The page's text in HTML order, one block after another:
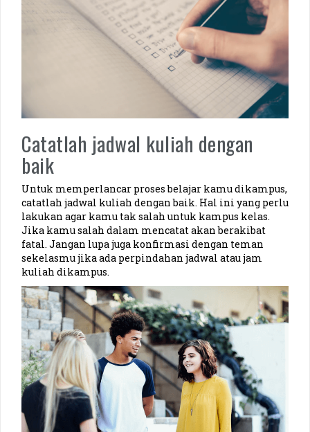
Catatlah jadwal kuliah dengan
baik
Untuk memperlancar proses belajar kamu dikampus,
catatlah jadwal kuliah dengan baik. Hal ini yang perlu
lakukan agar kamu tak salah untuk kampus kelas.
Jika kamu salah dalam mencatat akan berakibat
fatal. Jangan lupa juga konfirmasi dengan teman
sekelasmu jika ada perpindahan jadwal atau jam
kuliah dikampus.